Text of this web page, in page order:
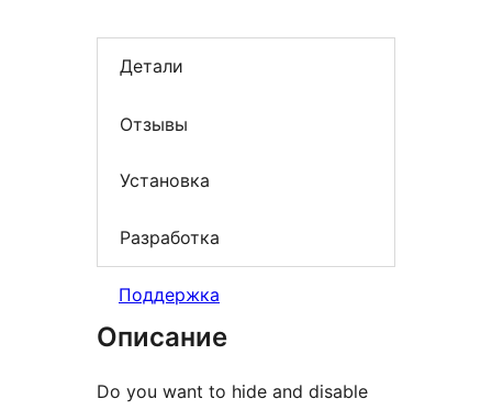
Детали
Отзывы
Установка
Разработка
Поддержка
Описание
Do you want to hide and disable